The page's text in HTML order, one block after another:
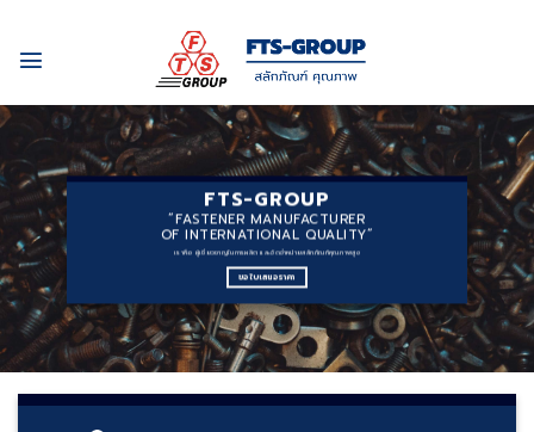
content
FTS-GROUP
“FASTENER MANUFACTURER
OF INTERNATIONAL QUALITY”
เราคือ ผู้เชี่ยวชาญในการผลิต และจัดจำหน่ายสลักภัณฑ์คุณภาพสูง
ขอใบเสนอราคา